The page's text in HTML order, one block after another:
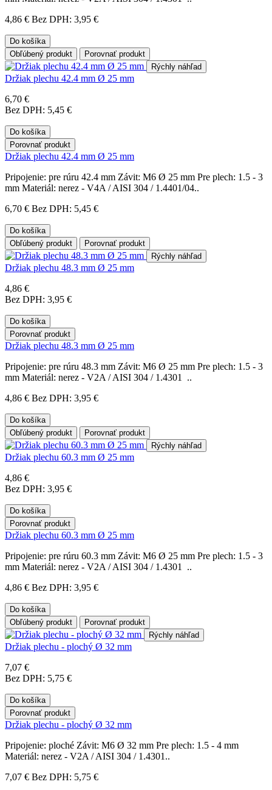
4,86 € Bez DPH: 3,95 €
Do košíka
Obľúbený produkt
Porovnať produkt
Rýchly náhľad
Držiak plechu 42.4 mm Ø 25 mm
6,70 €
Bez DPH: 5,45 €
Do košíka
Porovnať produkt
Držiak plechu 42.4 mm Ø 25 mm
Pripojenie: pre rúru 42.4 mm Závit: M6 Ø 25 mm Pre plech: 1.5 - 3
mm Materiál: nerez - V4A / AISI 304 / 1.4401/04..
6,70 € Bez DPH: 5,45 €
Do košíka
Obľúbený produkt
Porovnať produkt
Rýchly náhľad
Držiak plechu 48.3 mm Ø 25 mm
4,86 €
Bez DPH: 3,95 €
Do košíka
Porovnať produkt
Držiak plechu 48.3 mm Ø 25 mm
Pripojenie: pre rúru 48.3 mm Závit: M6 Ø 25 mm Pre plech: 1.5 - 3
mm Materiál: nerez - V2A / AISI 304 / 1.4301 ..
4,86 € Bez DPH: 3,95 €
Do košíka
Obľúbený produkt
Porovnať produkt
Rýchly náhľad
Držiak plechu 60.3 mm Ø 25 mm
4,86 €
Bez DPH: 3,95 €
Do košíka
Porovnať produkt
Držiak plechu 60.3 mm Ø 25 mm
Pripojenie: pre rúru 60.3 mm Závit: M6 Ø 25 mm Pre plech: 1.5 - 3
mm Materiál: nerez - V2A / AISI 304 / 1.4301 ..
4,86 € Bez DPH: 3,95 €
Do košíka
Obľúbený produkt
Porovnať produkt
Rýchly náhľad
Držiak plechu - plochý Ø 32 mm
7,07 €
Bez DPH: 5,75 €
Do košíka
Porovnať produkt
Držiak plechu - plochý Ø 32 mm
Pripojenie: ploché Závit: M6 Ø 32 mm Pre plech: 1.5 - 4 mm
Materiál: nerez - V2A / AISI 304 / 1.4301..
7,07 € Bez DPH: 5,75 €